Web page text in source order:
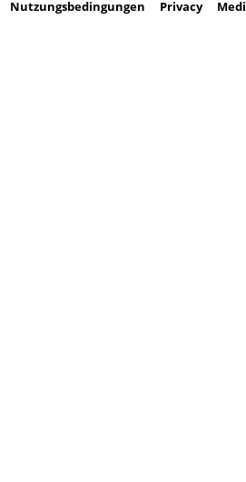
Nutzungsbedingungen Privacy